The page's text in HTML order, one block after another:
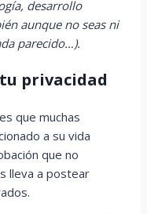
desarrollo
aunque no seas ni
parecido…).
privacidad
que muchas
a su vida
que no
lleva a postear